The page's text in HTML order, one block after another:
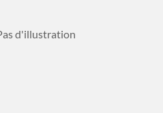
d'illustration